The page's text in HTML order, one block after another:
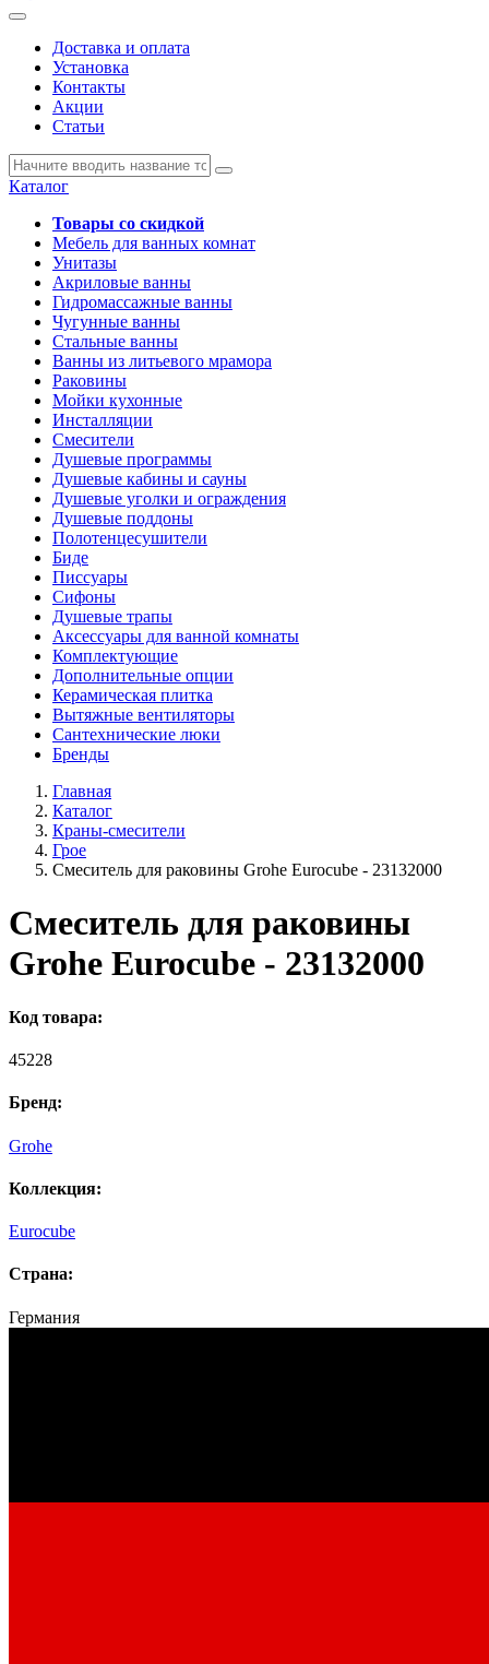
Доставка и оплата
Установка
Контакты
Акции
Статьи
Каталог
Товары со скидкой
Мебель для ванных комнат
Унитазы
Акриловые ванны
Гидромассажные ванны
Чугунные ванны
Стальные ванны
Ванны из литьевого мрамора
Раковины
Мойки кухонные
Инсталляции
Смесители
Душевые программы
Душевые кабины и сауны
Душевые уголки и ограждения
Душевые поддоны
Полотенцесушители
Биде
Писсуары
Сифоны
Душевые трапы
Аксессуары для ванной комнаты
Комплектующие
Дополнительные опции
Керамическая плитка
Вытяжные вентиляторы
Сантехнические люки
Бренды
Главная
Каталог
Краны-смесители
Грое
Смеситель для раковины Grohe Eurocube - 23132000
Смеситель для раковины
Grohe Eurocube - 23132000
Код товара:
45228
Бренд:
Grohe
Коллекция:
Eurocube
Страна:
Германия